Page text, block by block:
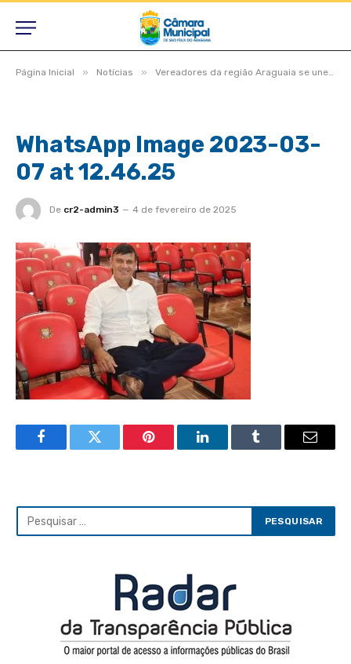
Página Inicial » Notícias » Vereadores da região Araguaia se unem em grupo de trabalho para solucionar conclusão das BRs 158 e 242
WhatsApp Image 2023-03-
07 at 12.46.25
De cr2-admin3 4 de fevereiro de 2025
FacebookTwitter Pinterest LinkedInTumblr Email